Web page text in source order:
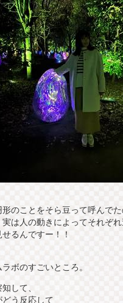
のことをそら豆って呼んでた
は人の動きによってそれぞ
るんですー！！
ボのすごいところ。
して、
う反応して